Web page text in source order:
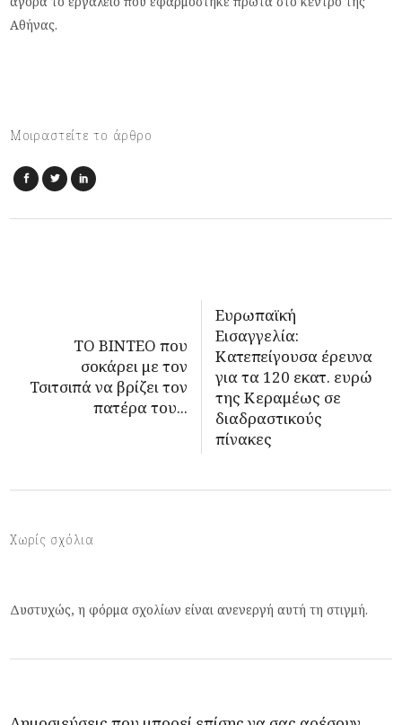
Αθήνας.
Μοιραστείτε το άρθρο
TO BINTEO που
σοκάρει με τον
Τσιτσιπά να βρίζει τον
πατέρα του...
Ευρωπαϊκή
Εισαγγελία:
Κατεπείγουσα έρευνα
για τα 120 εκατ. ευρώ
της Κεραμέως σε
διαδραστικούς
πίνακες
Χωρίς σχόλια
Δυστυχώς, η φόρμα σχολίων είναι ανενεργή αυτή τη στιγμή.